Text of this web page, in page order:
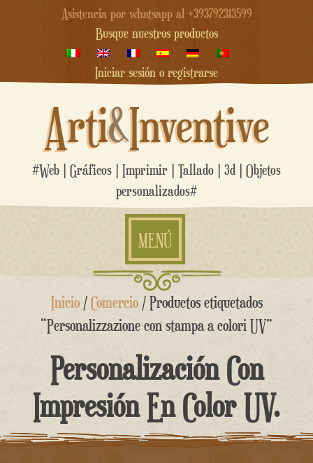
Asistencia por whatsapp al +393792313599
Busque nuestros productos
Iniciar sesión o registrarse
Arti&Inventive
#Web | Gráficos | Imprimir | Tallado | 3d | Objetos
personalizados#
MENÚ
saltar
Inicio/Comercio/ Productos etiquetados
“Personalizzazione con stampa a colori UV”
Personalización Con
Impresión En Color UV.